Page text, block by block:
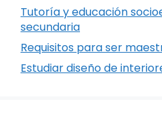
Tutoría y educación
secundaria
Requisitos para ser
Estudiar diseño de